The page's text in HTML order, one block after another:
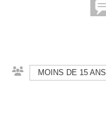
MOINS DE 15 ANS